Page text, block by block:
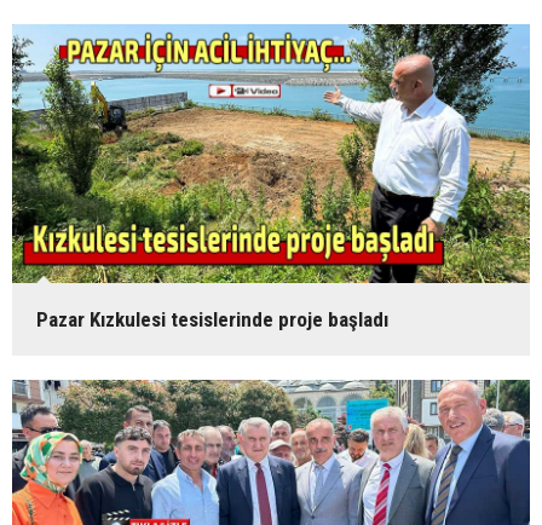
Pazar Kızkulesi tesislerinde proje başladı